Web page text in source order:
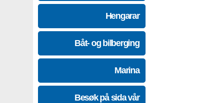
Hengarar
Båt- og bilberging
Marina
Besøk på sida vår